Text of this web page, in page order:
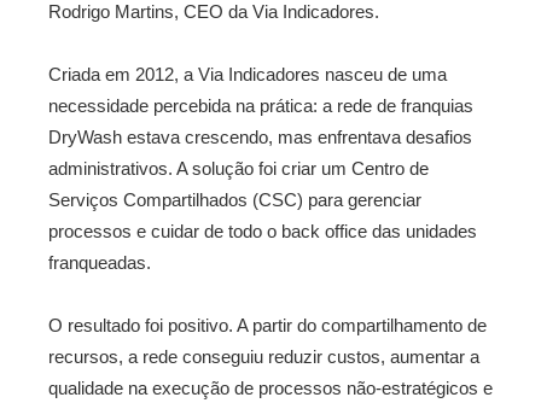
Rodrigo Martins, CEO da Via Indicadores.
Criada em 2012, a Via Indicadores nasceu de uma
necessidade percebida na prática: a rede de franquias
DryWash estava crescendo, mas enfrentava desafios
administrativos. A solução foi criar um Centro de
Serviços Compartilhados (CSC) para gerenciar
processos e cuidar de todo o back office das unidades
franqueadas.
O resultado foi positivo. A partir do compartilhamento de
recursos, a rede conseguiu reduzir custos, aumentar a
qualidade na execução de processos não-estratégicos e